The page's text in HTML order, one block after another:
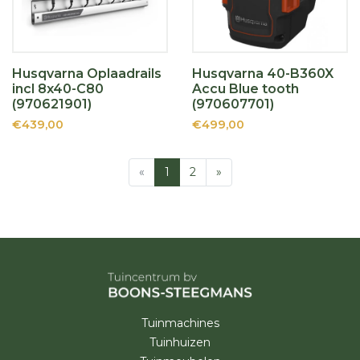
Husqvarna Oplaadrails
incl 8x40-C80
(970621901)
€439,00
Husqvarna 40-B360X
Accu Blue tooth
(970607701)
€499,00
« 1 2 »
Tuinmachines
Tuinhuizen